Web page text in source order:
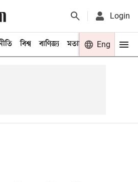
Login
বিশ্ব বাণিজ্য মতামত খেলা
Eng